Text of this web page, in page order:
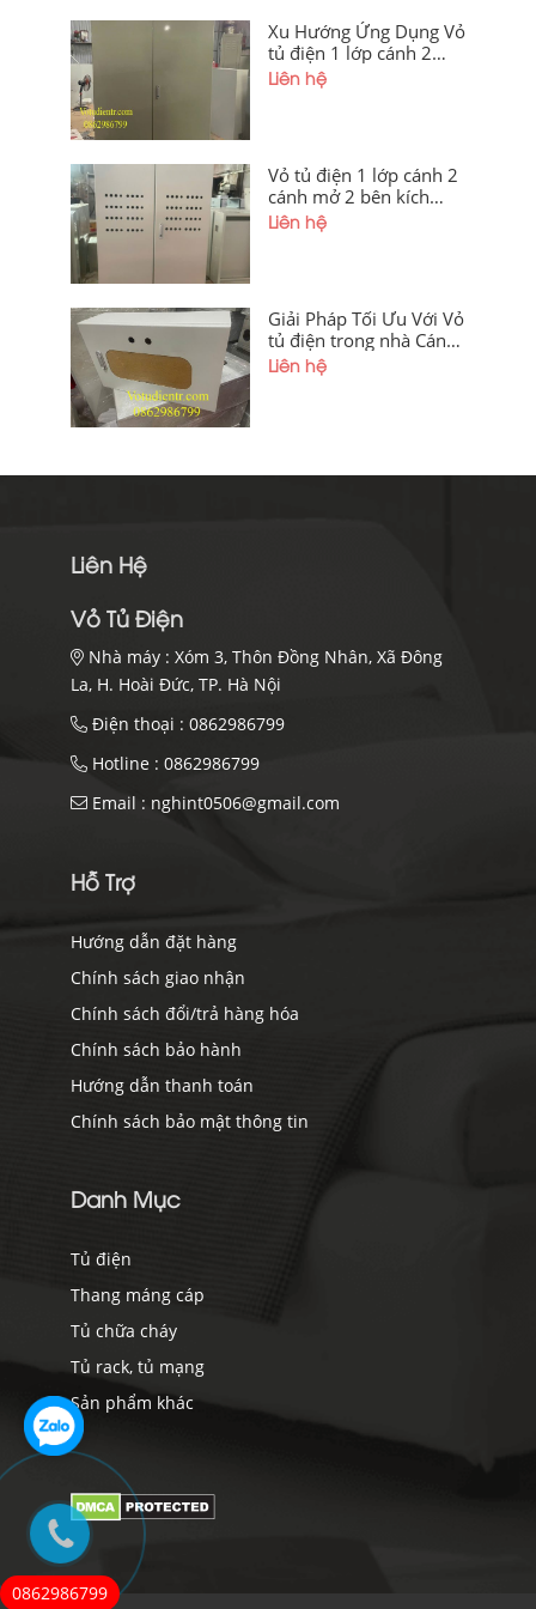
Xu Hướng Ứng Dụng Vỏ
tủ điện 1 lớp cánh 2
Cánh Mở 2 Bên
1800x1200x350x1.5mm
Liên hệ
Vỏ tủ điện 1 lớp cánh 2
cánh mở 2 bên kích
thước
1600x1200x350x1,5mm
xưởng Hà Nội và Điện
Biên
Liên hệ
Giải Pháp Tối Ưu Với Vỏ
tủ điện trong nhà Cánh
Ngoài Mica
250x400x200x1mm
Liên hệ
Liên Hệ
Vỏ Tủ Điện
Nhà máy : Xóm 3, Thôn Đồng Nhân, Xã Đông
La, H. Hoài Đức, TP. Hà Nội
Điện thoại : 0862986799
Hotline : 0862986799
Email : nghint0506@gmail.com
Hỗ Trợ
Hướng dẫn đặt hàng
Chính sách giao nhận
Chính sách đổi/trả hàng hóa
Chính sách bảo hành
Hướng dẫn thanh toán
Chính sách bảo mật thông tin
Danh Mục
Tủ điện
Thang máng cáp
Tủ chữa cháy
Tủ rack, tủ mạng
Sản phẩm khác
0862986799